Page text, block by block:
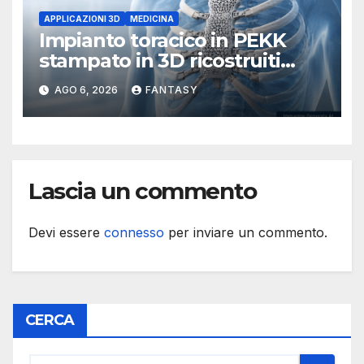
APPLICAZIONI 3D MEDICINA
Impianto toracico in PEKK
stampato in 3D ricostruiti
sterno e costole dopo un
tumore raro
AGO 6, 2026 FANTASY
Lascia un commento
Devi essere connesso per inviare un commento.
CERCA